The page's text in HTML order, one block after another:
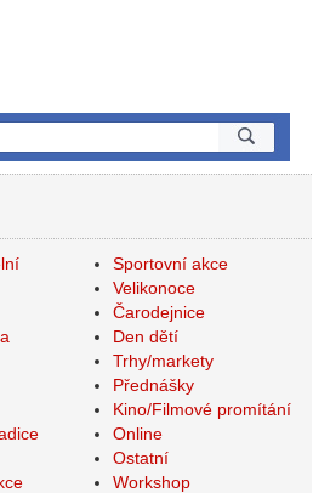
Sportovní akce
Velikonoce
Čarodejnice
Den dětí
Trhy/markety
Přednášky
Kino/Filmové promítání
Online
Ostatní
Workshop